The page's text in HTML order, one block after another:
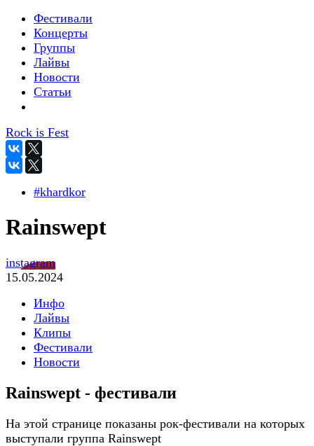
Фестивали
Концерты
Группы
Лайвы
Новости
Статьи
Rock is Fest
#khardkor
Rainswept
instagram
15.05.2024
Инфо
Лайвы
Клипы
Фестивали
Новости
Rainswept - фестивали
На этой странице показаны рок-фестивали на которых
выступали группа Rainswept